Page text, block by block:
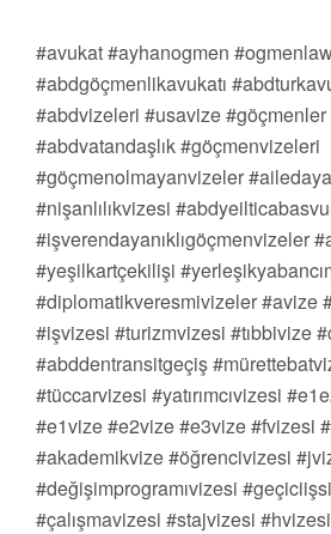
#avukat #ayhanogmen
#abdgöçmenlikavukatı
#abdvizeleri #usavize #göçmenler
#abdvatandaşlık #göçmenvizeleri
#göçmenolmayanvizeler
#nişanlılıkvizesi
#işverendayanıklıgöçmenvizeler
#yeşilkartçekilişi
#diplomatikveresmivizeler #avize
#işvizesi #turizmvizesi #tıbbivize
#abddentransitgeçiş
#tüccarvizesi #yatırımcıvizesi
#e1vize #e2vize #e3vize #fvizesi
#akademikvize #öğrencivizesi
#değişimprogramıvizesi
#çalışmavizesi #stajvizesi